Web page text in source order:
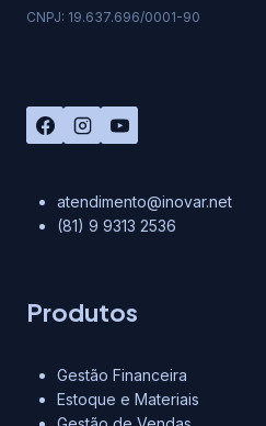
CNPJ: 19.637.696/0001-90
atendimento@inovar.net
(81) 9 9313 2536
Produtos
Gestão Financeira
Estoque e Materiais